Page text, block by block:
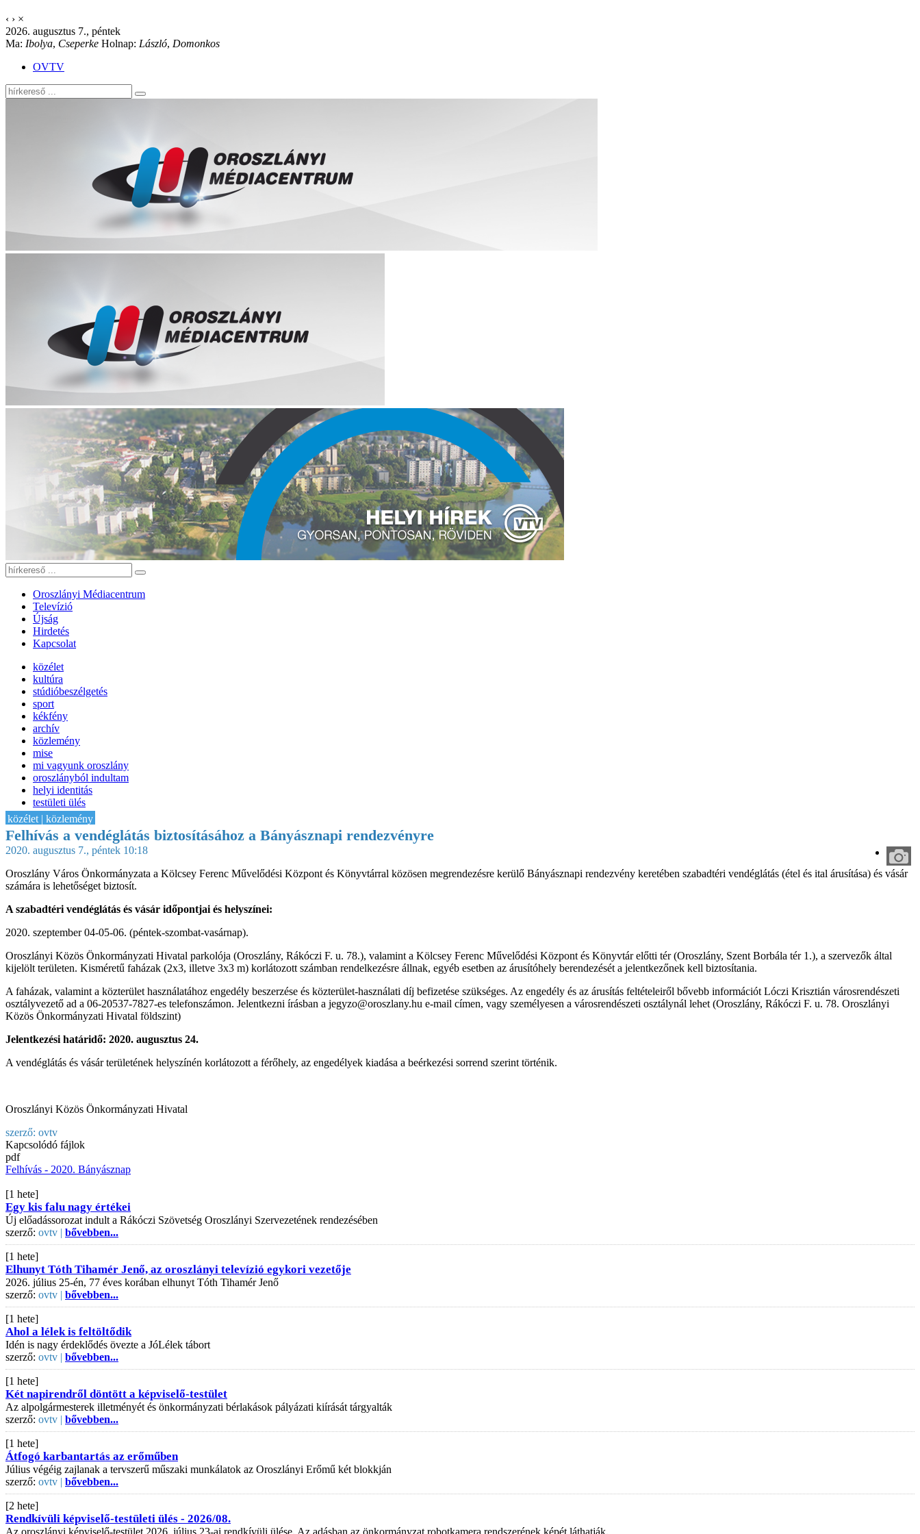
‹ › ×
2026. augusztus 7., péntek
Ma: Ibolya, Cseperke Holnap: László, Domonkos
OVTV
Oroszlányi Médiacentrum
Televízió
Újság
Hirdetés
Kapcsolat
közélet
kultúra
stúdióbeszélgetés
sport
kékfény
archív
közlemény
mise
mi vagyunk oroszlány
oroszlányból indultam
helyi identitás
testületi ülés
IT-HON
közélet | közlemény
Felhívás a vendéglátás biztosításához a Bányásznapi rendezvényre
2020. augusztus 7., péntek 10:18
Oroszlány Város Önkormányzata a Kölcsey Ferenc Művelődési Központ és Könyvtárral közösen megrendezésre kerülő Bányásznapi rendezvény keretében szabadtéri vendéglátás (étel és ital árusítása) és vásár
számára is lehetőséget biztosít.
A szabadtéri vendéglátás és vásár időpontjai és helyszínei:
2020. szeptember 04-05-06. (péntek-szombat-vasárnap).
Oroszlányi Közös Önkormányzati Hivatal parkolója (Oroszlány, Rákóczi F. u. 78.), valamint a Kölcsey Ferenc Művelődési Központ és Könyvtár előtti tér (Oroszlány, Szent Borbála tér 1.), a szervezők által
kijelölt területen. Kisméretű faházak (2x3, illetve 3x3 m) korlátozott számban rendelkezésre állnak, egyéb esetben az árusítóhely berendezését a jelentkezőnek kell biztosítania.
A faházak, valamint a közterület használatához engedély beszerzése és közterület-használati díj befizetése szükséges. Az engedély és az árusítás feltételeiről bővebb információt Lóczi Krisztián városrendészeti
osztályvezető ad a 06-20537-7827-es telefonszámon. Jelentkezni írásban a jegyzo@oroszlany.hu e-mail címen, vagy személyesen a városrendészeti osztálynál lehet (Oroszlány, Rákóczi F. u. 78. Oroszlányi
Közös Önkormányzati Hivatal földszint)
Jelentkezési határidő: 2020. augusztus 24.
A vendéglátás és vásár területének helyszínén korlátozott a férőhely, az engedélyek kiadása a beérkezési sorrend szerint történik.
Oroszlányi Közös Önkormányzati Hivatal
szerző: ovtv
Kapcsolódó fájlok
pdf
Felhívás - 2020. Bányásznap
[1 hete]
Egy kis falu nagy értékei
Új előadássorozat indult a Rákóczi Szövetség Oroszlányi Szervezetének rendezésében
szerző: ovtv | bővebben...
[1 hete]
Elhunyt Tóth Tihamér Jenő, az oroszlányi televízió egykori vezetője
2026. július 25-én, 77 éves korában elhunyt Tóth Tihamér Jenő
szerző: ovtv | bővebben...
[1 hete]
Ahol a lélek is feltöltődik
Idén is nagy érdeklődés övezte a JóLélek tábort
szerző: ovtv | bővebben...
[1 hete]
Két napirendről döntött a képviselő-testület
Az alpolgármesterek illetményét és önkormányzati bérlakások pályázati kiírását tárgyalták
szerző: ovtv | bővebben...
[1 hete]
Átfogó karbantartás az erőműben
Július végéig zajlanak a tervszerű műszaki munkálatok az Oroszlányi Erőmű két blokkján
szerző: ovtv | bővebben...
[2 hete]
Rendkívüli képviselő-testületi ülés - 2026/08.
Az oroszlányi képviselő-testület 2026. július 23-ai rendkívüli ülése. Az adásban az önkormányzat robotkamera rendszerének képét láthatják.